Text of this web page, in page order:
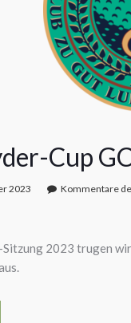
Cup
2023 Kommentare
Sitzung 2023 trugen